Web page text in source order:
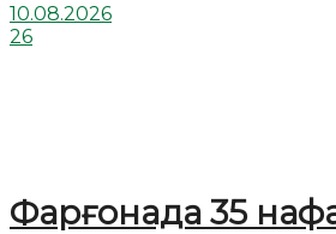
10.08.2026
26
Фарғонада 35